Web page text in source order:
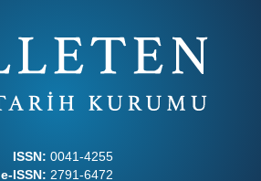
ISSN: 0041-4255
e-ISSN: 2791-6472